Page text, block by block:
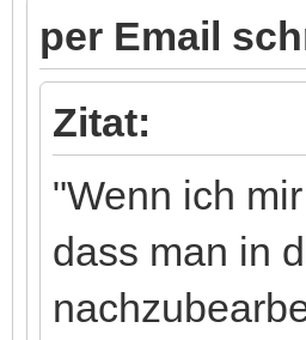
per Email
Zitat:
"Wenn ich
dass man in